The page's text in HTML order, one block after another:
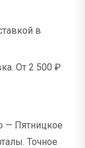
в
От 2 500 ₽
— Пятницкое
Точное